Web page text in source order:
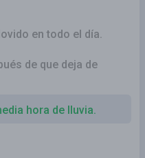
en todo el día.
de que deja de
hora de lluvia.